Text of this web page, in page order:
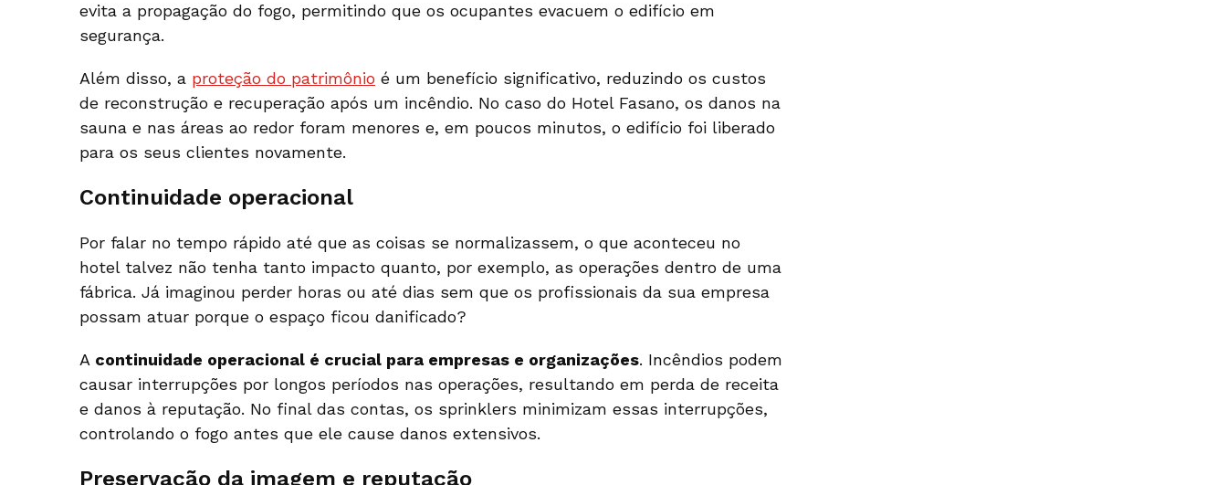
evita a propagação do fogo, permitindo que os ocupantes evacuem o edifício em
segurança.
Além disso, a proteção do patrimônio é um benefício significativo, reduzindo os custos
de reconstrução e recuperação após um incêndio. No caso do Hotel Fasano, os danos na
sauna e nas áreas ao redor foram menores e, em poucos minutos, o edifício foi liberado
para os seus clientes novamente.
Continuidade operacional
Por falar no tempo rápido até que as coisas se normalizassem, o que aconteceu no
hotel talvez não tenha tanto impacto quanto, por exemplo, as operações dentro de uma
fábrica. Já imaginou perder horas ou até dias sem que os profissionais da sua empresa
possam atuar porque o espaço ficou danificado?
A continuidade operacional é crucial para empresas e organizações. Incêndios podem
causar interrupções por longos períodos nas operações, resultando em perda de receita
e danos à reputação. No final das contas, os sprinklers minimizam essas interrupções,
controlando o fogo antes que ele cause danos extensivos.
Preservação da imagem e reputação